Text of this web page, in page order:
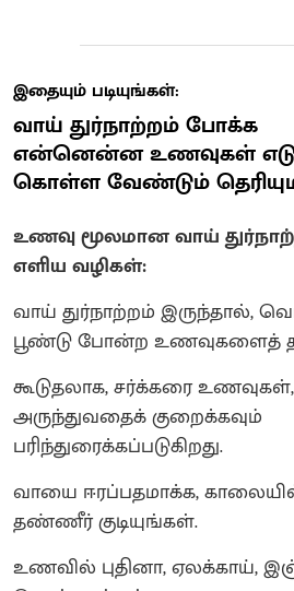
இதையும் படியுங்கள்:
வாய் துர்நாற்றம் போக்க
என்னென்ன உணவுகள்
கொள்ள வேண்டும்
உணவு மூலமான வாய்
எளிய வழிகள்:
வாய் துர்நாற்றம் இருந்தால்,
பூண்டு போன்ற உணவுகளைத்
கூடுதலாக, சர்க்கரை உணவுகள்,
அருந்துவதைக் குறைக்கவும்
பரிந்துரைக்கப்படுகிறது.
வாயை ஈரப்பதமாக்க,
தண்ணீர் குடியுங்கள்.
உணவில் புதினா, ஏலக்காய்,